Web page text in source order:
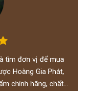
tìm đơn vị để mua
Hoàng Gia Phát,
chính hãng, chất